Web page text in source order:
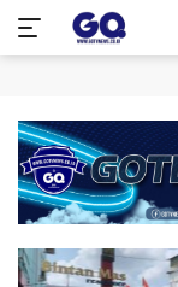
konten